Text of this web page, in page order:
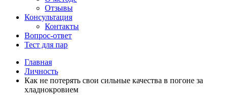
Отзывы
Консультация
Контакты
Вопрос-ответ
Тест для пар
Главная
Личность
Как не потерять свои сильные качества в погоне за
хладнокровием